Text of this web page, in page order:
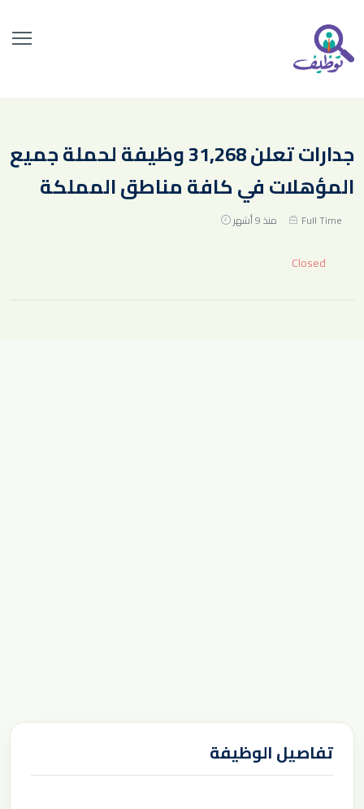
جدارات تعلن 31,268 وظيفة لحملة جميع
المؤهلات في كافة مناطق المملكة
Full Time منذ 9 أشهر
Closed
تفاصيل الوظيفة